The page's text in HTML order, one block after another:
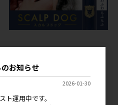
ジナルグッズ
お知らせ
2026-01-30
ト運用中です。